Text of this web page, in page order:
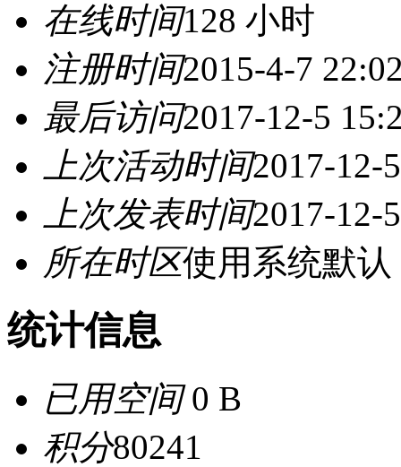
在线时间128 小时
注册时间2015-4-7
最后访问2017-12-5
上次活动时间2017-12-
上次发表时间2017-12-
所在时区使用系统默认
统计信息
已用空间0 B
积分80241